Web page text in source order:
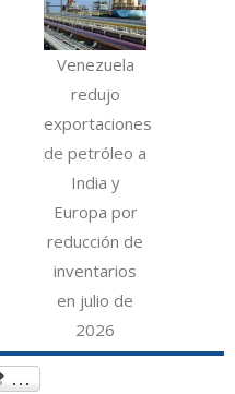
Venezuela
redujo
exportaciones
de petróleo a
India y
Europa por
reducción de
inventarios
en julio de
2026